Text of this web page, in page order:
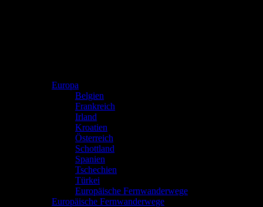
Europa
Belgien
Frankreich
Irland
Kroatien
Österreich
Schottland
Spanien
Tschechien
Türkei
Europäische Fernwanderwege
Europäische Fernwanderwege